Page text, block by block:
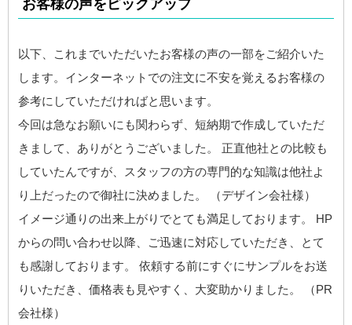
お客様の声をピックアップ
以下、これまでいただいたお客様の声の一部をご紹介いた
します。インターネットでの注文に不安を覚えるお客様の
参考にしていただければと思います。
今回は急なお願いにも関わらず、短納期で作成していただ
きまして、ありがとうございました。 正直他社との比較も
していたんですが、スタッフの方の専門的な知識は他社よ
り上だったので御社に決めました。 （デザイン会社様）
イメージ通りの出来上がりでとても満足しております。 HP
からの問い合わせ以降、ご迅速に対応していただき、とて
も感謝しております。 依頼する前にすぐにサンプルをお送
りいただき、価格表も見やすく、大変助かりました。 （PR
会社様）